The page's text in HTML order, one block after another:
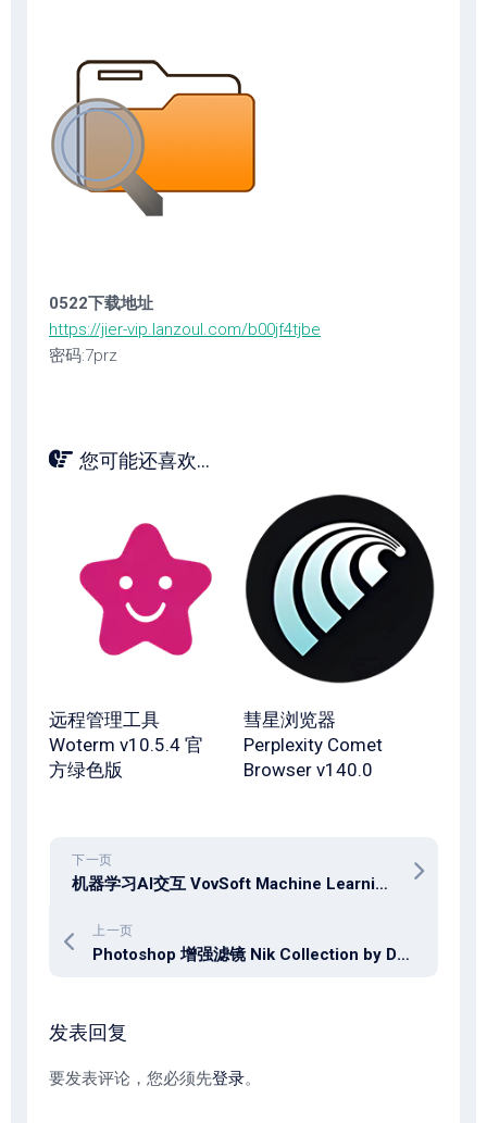
0522下载地址
https://jier-vip.lanzoul.com/b00jf4tjbe
密码:7prz
您可能还喜欢...
远程管理工具
Woterm v10.5.4 官
方绿色版
彗星浏览器
Perplexity Comet
Browser v140.0
下一页
机器学习AI交互 VovSoft Machine Learning Requester 1.7 多国语言版
上一页
Photoshop 增强滤镜 Nik Collection by DxO 8.3.0.1 Win / 6.1.0 macOS
发表回复
要发表评论，您必须先登录。